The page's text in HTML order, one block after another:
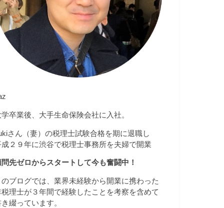
卒業後、大手生命保険会社に入社。
さん（妻）の税理士試験合格を期に退職し
成２９年に渋谷で税理士事務所を夫婦で開業
問先ゼロからスタートして今も奮闘中！
のブログでは、業界未経験から開業に携わった
税理士が３年間で経験したことを考察を含めて
綴っています。